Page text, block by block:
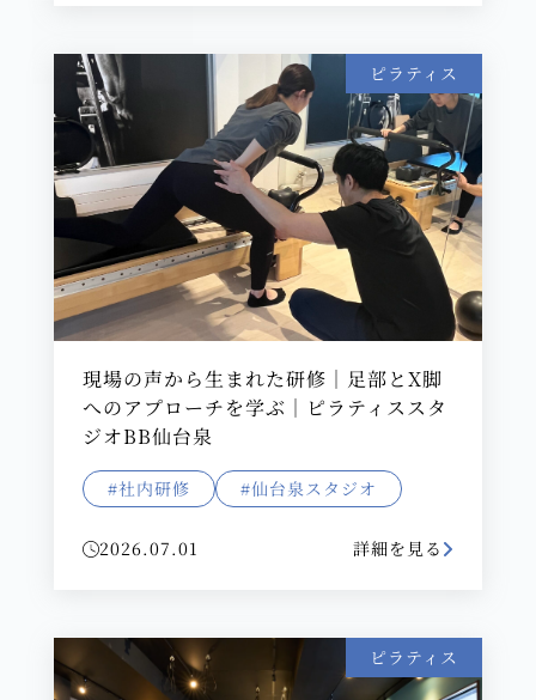
ピラティス
現場の声から生まれた研修｜足部とX脚
へのアプローチを学ぶ｜ピラティススタ
ジオBB仙台泉
#社内研修 #仙台泉スタジオ
2026.07.01 詳細を見る
ピラティス